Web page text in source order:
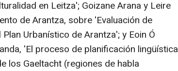
en Leitza'; Goizane Arana y Leire
de Arantza, sobre 'Evaluación de
Urbanístico de Arantza'; y Eoin Ó
'El proceso de planificación lingüística
los Gaeltacht (regiones de habla